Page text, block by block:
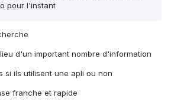
pour l'instant
d'un important nombre d'information
si ils utilisent une apli ou non
franche et rapide